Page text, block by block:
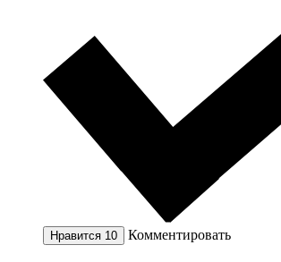
Нравится 10 Комментировать